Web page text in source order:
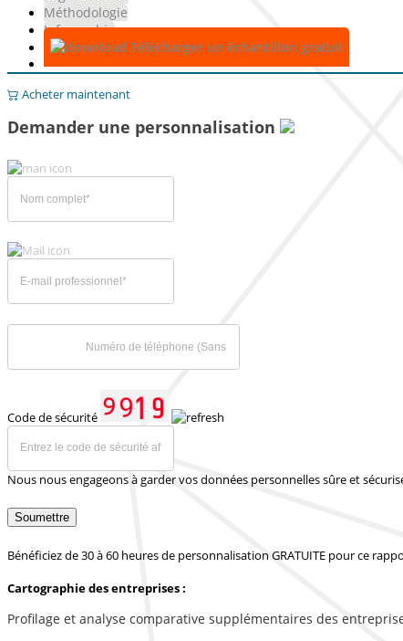
Méthodologie
Infographie
Télécharger un échantillon gratuit
Acheter maintenant
Demander une personnalisation
Code de sécurité
Nous nous engageons à garder vos données personnelles sûre et
Soumettre
Bénéficiez de 30 à 60 heures de personnalisation GRATUITE pour ce
Cartographie des entreprises :
Profilage et analyse comparative supplémentaires des